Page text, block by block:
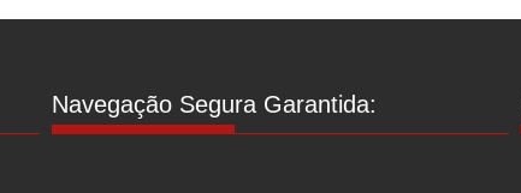
Navegação Segura Garantida: